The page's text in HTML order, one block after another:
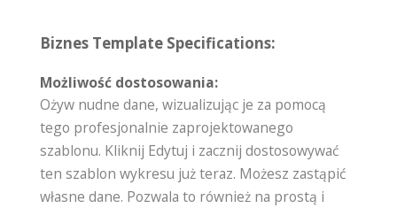
Biznes Template Specifications:
Możliwość dostosowania:
Ożyw nudne dane, wizualizując je za pomocą
tego profesjonalnie zaprojektowanego
szablonu. Kliknij Edytuj i zacznij dostosowywać
ten szablon wykresu już teraz. Możesz zastąpić
własne dane. Pozwala to również na prostą i